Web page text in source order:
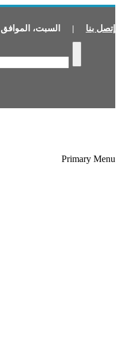
إتصل بنا | السبت، الموافق
Primary Menu